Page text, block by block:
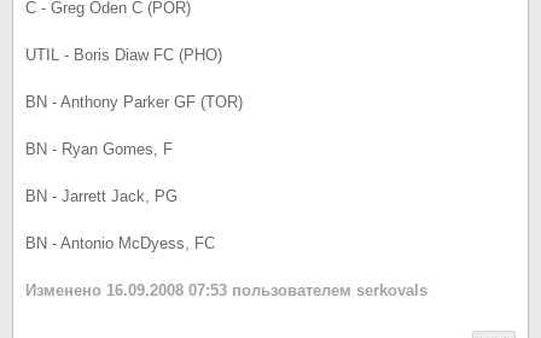
C - Greg Oden C (POR)
UTIL - Boris Diaw FC (PHO)
BN - Anthony Parker GF (TOR)
BN - Ryan Gomes, F
BN - Jarrett Jack, PG
BN - Antonio McDyess, FC
Изменено 16.09.2008 07:53 пользователем serkovals